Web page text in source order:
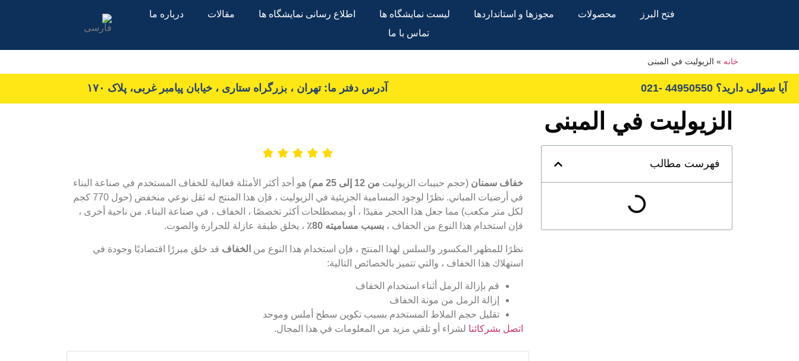
فتح البرز محصولات مجوزها و استانداردها لیست نمایشگاه ها اطلاع رسانی نمایشگاه ها مقالات
درباره ما
تماس با ما
خانه » الزيوليت في المبنى
آیا سوالی دارید؟ 44950550 -021 آدرس دفتر ما: تهران ، بزرگراه ستاری ، خیابان پیامبر غربی، پلاک ۱۷۰
الزيوليت في المبنى
فهرست مطالب
خفاف سمنان (حجم حبيبات الزيوليت من 12 إلى 25 مم
) هو أحد أكثر الأمثلة فعالية للخفاف المستخدم في صناعة البناء
في أرضيات المباني. نظرًا لوجود المسامية الجزيئية في الزيوليت ، فإن هذا المنتج له ثقل نوعي منخفض (حول 770 كجم
لكل متر مكعب) مما جعل هذا الحجر مفيدًا ، أو بمصطلحات أكثر تخصصًا ، الخفاف ، في صناعة البناء. من ناحية أخرى ،
فإن استخدام هذا النوع من الخفاف ، بسبب مساميته 80٪ ، يخلق طبقة عازلة للحرارة والصوت.
نظرًا للمظهر المكسور والسلس لهذا المنتج ، فإن استخدام هذا النوع من الخفاف قد خلق مبررًا اقتصاديًا وجودة في
استهلاك هذا الخفاف ، والتي تتميز بالخصائص التالية:
قم بإزالة الرمل أثناء استخدام الخفاف
إزالة الرمل من مونة الخفاف
تقليل حجم الملاط المستخدم بسبب تكوين سطح أملس وموحد
اتصل بشركائنا لشراء أو تلقي مزيد من المعلومات في هذا المجال.